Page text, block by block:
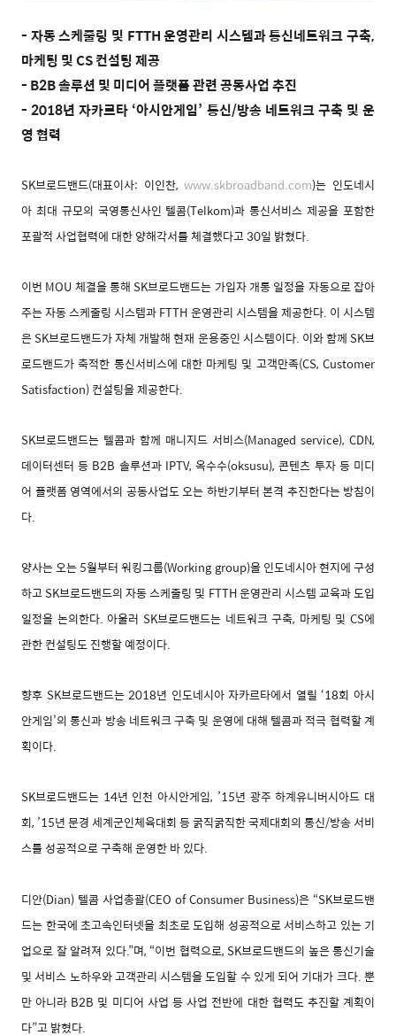
- 자동 스케줄링 및 FTTH 운영관리 시스템과 통신네트워크 구축,
마케팅 및 CS 컨설팅 제공
- B2B 솔루션 및 미디어 플랫폼 관련 공동사업 추진
- 2018년 자카르타 ‘아시안게임’ 통신/방송 네트워크 구축 및 운
영 협력
SK브로드밴드(대표이사: 이인찬,www.skbroadband.com)는 인도네시
아 최대 규모의 국영통신사인 텔콤(Telkom)과 통신서비스 제공을 포함한
포괄적 사업협력에 대한 양해각서를 체결했다고 30일 밝혔다.
이번 MOU 체결을 통해 SK브로드밴드는 가입자 개통 일정을 자동으로 잡아
주는 자동 스케줄링 시스템과 FTTH 운영관리 시스템을 제공한다. 이 시스템
은 SK브로드밴드가 자체 개발해 현재 운용중인 시스템이다. 이와 함께 SK브
로드밴드가 축적한 통신서비스에 대한 마케팅 및 고객만족(CS, Customer
Satisfaction) 컨설팅을 제공한다.
SK브로드밴드는 텔콤과 함께 매니지드 서비스(Managed service), CDN,
데이터센터 등 B2B 솔루션과 IPTV, 옥수수(oksusu), 콘텐츠 투자 등 미디
어 플랫폼 영역에서의 공동사업도 오는 하반기부터 본격 추진한다는 방침이
다.
양사는 오는 5월부터 워킹그룹(Working group)을 인도네시아 현지에 구성
하고 SK브로드밴드의 자동 스케줄링 및 FTTH 운영관리 시스템 교육과 도입
일정을 논의한다. 아울러 SK브로드밴드는 네트워크 구축, 마케팅 및 CS에
관한 컨설팅도 진행할 예정이다.
향후 SK브로드밴드는 2018년 인도네시아 자카르타에서 열릴 ‘18회 아시
안게임’의 통신과 방송 네트워크 구축 및 운영에 대해 텔콤과 적극 협력할 계
획이다.
SK브로드밴드는 14년 인천 아시안게임, ’15년 광주 하계유니버시아드 대
회, ’15년 문경 세계군인체육대회 등 굵직굵직한 국제대회의 통신/방송 서비
스를 성공적으로 구축해 운영한 바 있다.
디안(Dian) 텔콤 사업총괄(CEO of Consumer Business)은 “SK브로드밴
드는 한국에 초고속인터넷을 최초로 도입해 성공적으로 서비스하고 있는 기
업으로 잘 알려져 있다.”며, “이번 협력으로, SK브로드밴드의 높은 통신기술
및 서비스 노하우와 고객관리 시스템을 도입할 수 있게 되어 기대가 크다. 뿐
만 아니라 B2B 및 미디어 사업 등 사업 전반에 대한 협력도 추진할 계획이
다”고 밝혔다.